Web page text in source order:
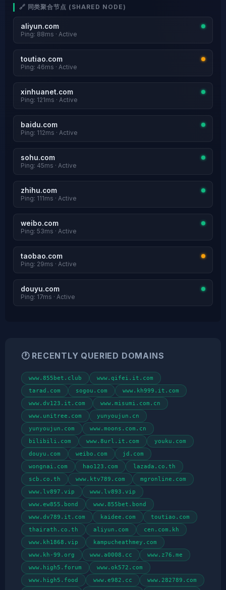
🔗 同类聚合节点 (SHARED NODE)
aliyun.com
Ping: 88ms · Active
toutiao.com
Ping: 46ms · Active
xinhuanet.com
Ping: 121ms · Active
baidu.com
Ping: 112ms · Active
sohu.com
Ping: 45ms · Active
zhihu.com
Ping: 111ms · Active
weibo.com
Ping: 53ms · Active
taobao.com
Ping: 29ms · Active
douyu.com
Ping: 17ms · Active
🕐 RECENTLY QUERIED DOMAINS
www.855bet.club
www.qifei.it.com
tarad.com
sogou.com
www.kh999.it.com
www.dv123.it.com
www.misumi.com.cn
www.unitree.com
yunyoujun.cn
yunyoujun.com
www.moons.com.cn
bilibili.com
www.8url.it.com
youku.com
douyu.com
weibo.com
jd.com
wongnai.com
hao123.com
lazada.co.th
scb.co.th
www.ktv789.com
mgronline.com
www.lv897.vip
www.lv893.vip
www.ew855.bond
www.855bet.bond
www.dv789.it.com
kaidee.com
toutiao.com
thairath.co.th
aliyun.com
cen.com.kh
www.kh1868.vip
kampucheathmey.com
www.kh-99.org
www.a0008.cc
www.z76.me
www.high5.forum
www.ok572.com
www.high5.food
www.e982.cc
www.282789.com